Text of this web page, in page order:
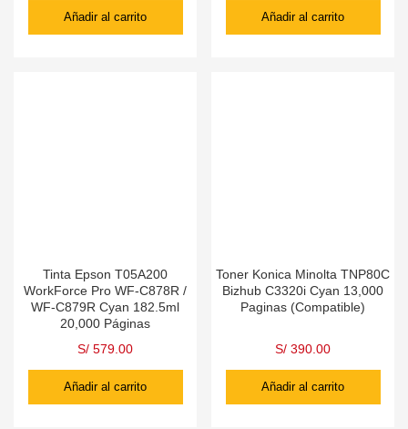
Añadir al carrito Añadir al carrito
Tinta Epson T05A200
WorkForce Pro WF-C878R /
WF-C879R Cyan 182.5ml
20,000 Páginas
S/ 579.00
Añadir al carrito
Toner Konica Minolta TNP80C
Bizhub C3320i Cyan 13,000
Paginas (Compatible)
S/ 390.00
Añadir al carrito